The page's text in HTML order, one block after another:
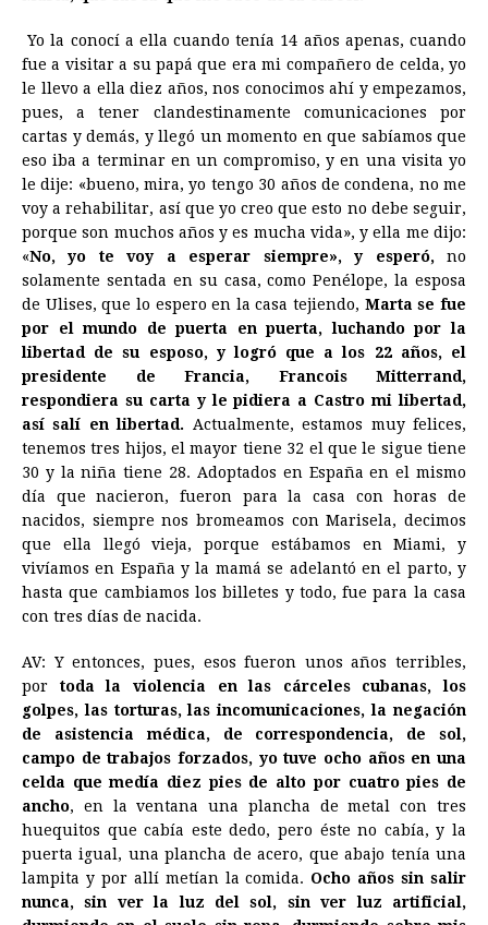
Yo la conocí a ella cuando tenía 14 años apenas, cuando
fue a visitar a su papá que era mi compañero de celda, yo
le llevo a ella diez años, nos conocimos ahí y empezamos,
pues, a tener clandestinamente comunicaciones por
cartas y demás, y llegó un momento en que sabíamos que
eso iba a terminar en un compromiso, y en una visita yo
le dije: «bueno, mira, yo tengo 30 años de condena, no me
voy a rehabilitar, así que yo creo que esto no debe seguir,
porque son muchos años y es mucha vida», y ella me dijo:
«No, yo te voy a esperar siempre», y esperó,no
solamente sentada en su casa, como Penélope, la esposa
de Ulises, que lo espero en la casa tejiendo, Marta se fue
por el mundo de puerta en puerta, luchando por la
libertad de su esposo, y logró que a los 22 años, el
presidente de Francia, Francois Mitterrand,
respondiera su carta y le pidiera a Castro mi libertad,
así salí en libertad. Actualmente, estamos muy felices,
tenemos tres hijos, el mayor tiene 32 el que le sigue tiene
30 y la niña tiene 28. Adoptados en España en el mismo
día que nacieron, fueron para la casa con horas de
nacidos, siempre nos bromeamos con Marisela, decimos
que ella llegó vieja, porque estábamos en Miami, y
vivíamos en España y la mamá se adelantó en el parto, y
hasta que cambiamos los billetes y todo, fue para la casa
con tres días de nacida.
AV: Y entonces, pues, esos fueron unos años terribles,
por toda la violencia en las cárceles cubanas, los
golpes, las torturas, las incomunicaciones, la negación
de asistencia médica, de correspondencia, de sol,
campo de trabajos forzados, yo tuve ocho años en una
celda que medía diez pies de alto por cuatro pies de
ancho, en la ventana una plancha de metal con tres
huequitos que cabía este dedo, pero éste no cabía, y la
puerta igual, una plancha de acero, que abajo tenía una
lampita y por allí metían la comida. Ocho años sin salir
nunca, sin ver la luz del sol, sin ver luz artificial,